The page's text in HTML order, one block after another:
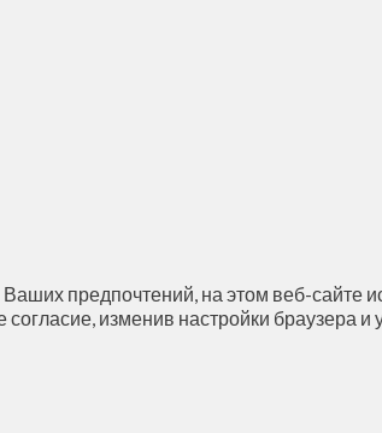
предпочтений, на этом веб-сайте
изменив настройки браузера и